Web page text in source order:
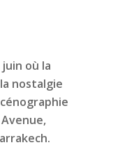
où la
nostalgie